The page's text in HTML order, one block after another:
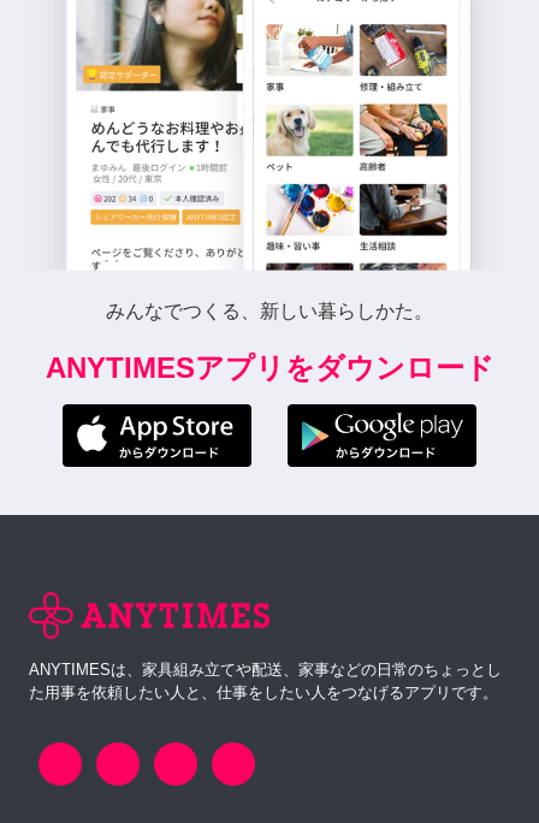
みんなでつくる、新しい暮らしかた。
ANYTIMESアプリをダウンロード
ANYTIMESは、家具組み立てや配送、家事などの日常のちょっとし
た用事を依頼したい人と、仕事をしたい人をつなげるアプリです。